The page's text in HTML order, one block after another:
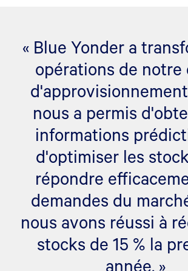
« Blue Yonder a
opérations de notre
nous a permis
informations
d'optimiser les
répondre
demandes du
nous avons réussi à
stocks de 15 % la
année. »